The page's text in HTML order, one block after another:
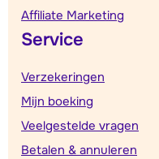
Affiliate Marketing
Service
Verzekeringen
Mijn boeking
Veelgestelde vragen
Betalen & annuleren